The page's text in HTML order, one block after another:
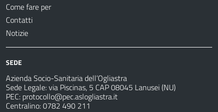
Come fare per
Contatti
Notizie
SEDE
Azienda Socio-Sanitaria dell’Ogliastra
Sede Legale: via Piscinas, 5 CAP 08045 Lanusei (NU)
PEC: protocollo@pec.aslogliastra.it
Centralino: 0782 490 211